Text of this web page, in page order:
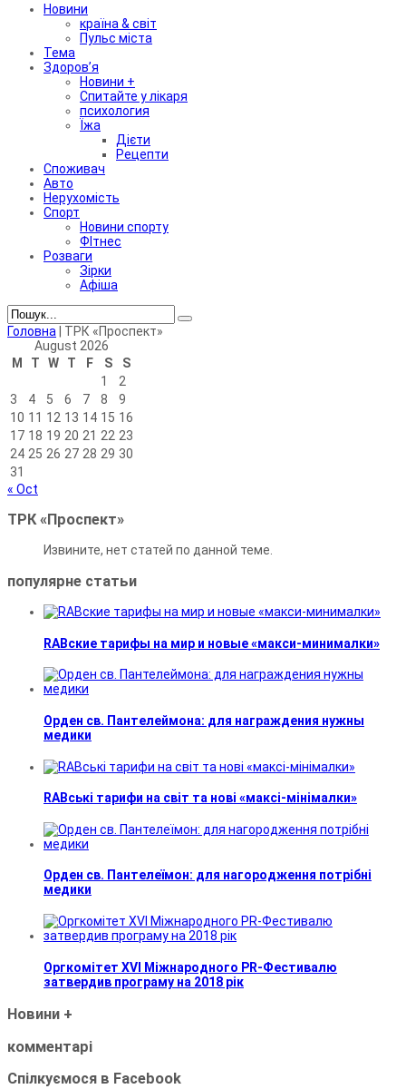
Новини
країна & світ
Пульс міста
Тема
Здоров’я
Новини +
Спитайте у лікаря
психология
Їжа
Дієти
Рецепти
Споживач
Авто
Нерухомість
Спорт
Новини спорту
ФІтнес
Розваги
Зірки
Афіша
Головна
ТРК «Проспект»
August 2026
M
T W T F S
S
1
2
3
4 5 6 7 8
9
10 11 12 13 14 15 16
17 18 19 20 21 22 23
24 25 26 27 28 29 30
31
« Oct
ТРК «Проспект»
Извините, нет статей по данной теме.
популярне статьи
RABские тарифы на мир и новые «макси-минималки»
Орден св. Пантелеймона: для награждения нужны
медики
RABські тарифи на світ та нові «максі-мінімалки»
Орден св. Пантелеїмон: для нагородження потрібні
медики
Оргкомітет XVI Міжнародного PR-Фестивалю
затвердив програму на 2018 рік
Новини +
комментарі
Спілкуємося в Facebook